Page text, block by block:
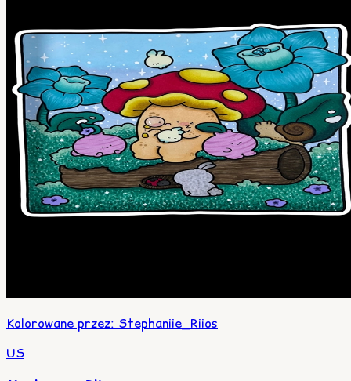
Kolorowane przez: Stephaniie_Riios
US